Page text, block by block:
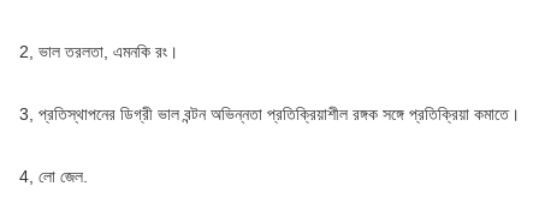
2, ভাল তরলতা, এমনকি রং।
3, প্রতিস্থাপনের ডিগ্রী ভাল বন্টন অভিন্নতা প্রতিক্রিয়াশীল রঙ্গক সঙ্গে প্রতিক্রিয়া কমাতে।
4, লো জেল.